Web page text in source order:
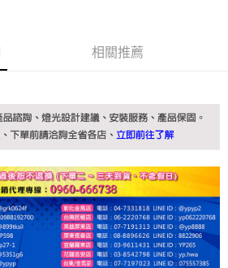
相關推薦